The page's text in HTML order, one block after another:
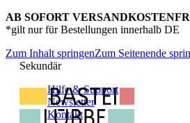
AB SOFORT
*gilt nur für Bestellungen innerhalb DE
Zum Inhalt springenZum Seitenende
Sekundär
Hilfe & Support
Newsletter
Kontakt